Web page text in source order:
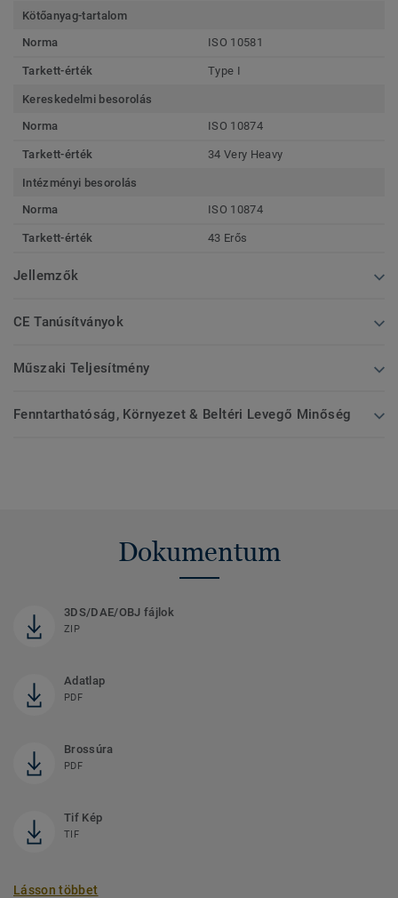
Kötőanyag-tartalom
Norma
ISO 10581
Tarkett-érték Type I
Kereskedelmi besorolás
Norma
ISO 10874
Tarkett-érték 34 Very Heavy
Intézményi besorolás
Norma
ISO 10874
Tarkett-érték 43 Erős
Jellemzők
CE Tanúsítványok
Műszaki Teljesítmény
Fenntarthatóság, Környezet & Beltéri Levegő Minőség
Dokumentum
3DS/DAE/OBJ fájlok
ZIP
Adatlap
PDF
Brossúra
PDF
Tif Kép
TIF
Lásson többet